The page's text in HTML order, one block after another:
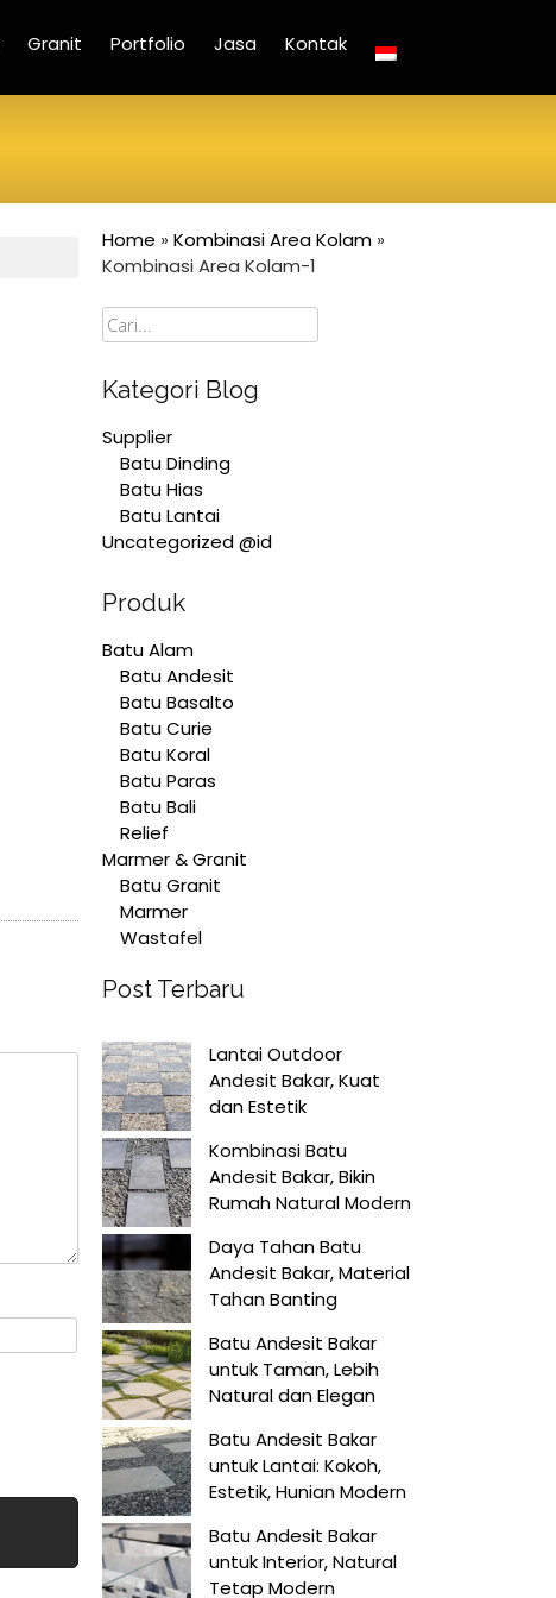
Granit Portfolio Jasa Kontak
Home » Kombinasi Area Kolam »
Kombinasi Area Kolam-1
Cari
Kategori Blog
Supplier
Batu Dinding
Batu Hias
Batu Lantai
Uncategorized @id
Produk
Batu Alam
Batu Andesit
Batu Basalto
Batu Curie
Batu Koral
Batu Paras
Batu Bali
Relief
Marmer & Granit
Batu Granit
Marmer
Wastafel
Post Terbaru
Lantai Outdoor
Andesit Bakar, Kuat
dan Estetik
Kombinasi Batu
Andesit Bakar, Bikin
Rumah Natural Modern
Daya Tahan Batu
Andesit Bakar, Material
Tahan Banting
Batu Andesit Bakar
untuk Taman, Lebih
Natural dan Elegan
Batu Andesit Bakar
untuk Lantai: Kokoh,
Estetik, Hunian Modern
Batu Andesit Bakar
untuk Interior, Natural
Tetap Modern